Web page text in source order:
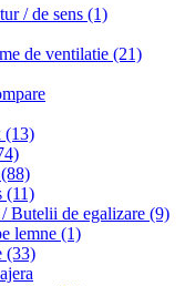
/ de sens (1)
de ventilatie (21)
(13)
(88)
(11)
Butelii de egalizare (9)
lemne (1)
(33)